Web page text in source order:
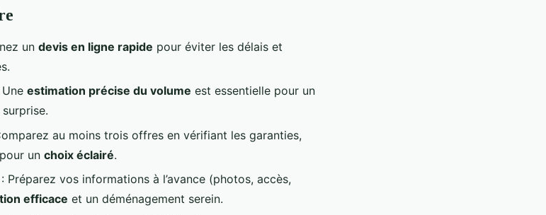
pour
un devis en ligne rapide pour éviter les délais et
Une estimation précise du volume est essentielle pour un
au moins trois offres en vérifiant les garanties,
un choix éclairé.
: Préparez vos informations à l’avance (photos, accès,
efficace et un déménagement serein.